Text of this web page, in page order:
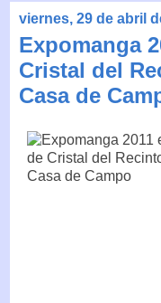
viernes, 29 de abril
Expomanga
Cristal del
Casa de